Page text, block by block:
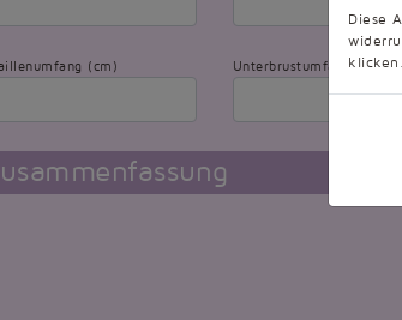
(cm) Unterbrustumfang (cm)
Diese
klicken.